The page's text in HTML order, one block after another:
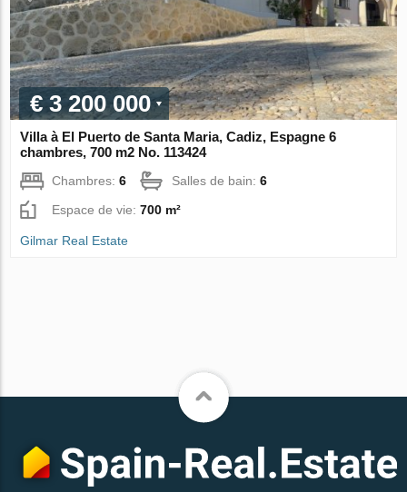
€ 3 200 000
Villa à El Puerto de Santa Maria, Cadiz, Espagne 6
chambres, 700 m2 No. 113424
Chambres:6 Salles de bain:6
Espace de vie:700 m²
Gilmar Real Estate